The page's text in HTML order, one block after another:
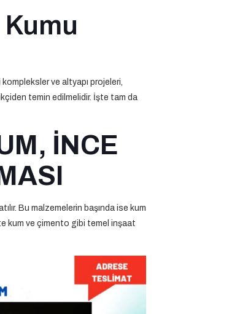
ve altyapı projeleri,
temin edilmelidir. İşte tam da
İNCE
Bu malzemelerin başında ise kum
kum ve çimento gibi temel inşaat